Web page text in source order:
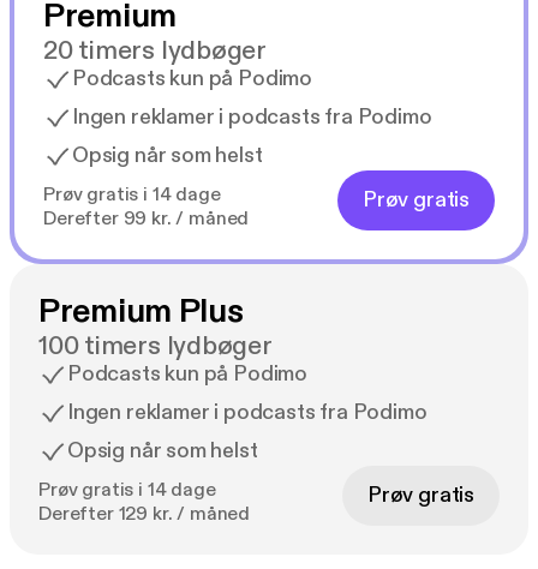
Premium
20 timers lydbøger
Podcasts kun på Podimo
Ingen reklamer i podcasts fra Podimo
Opsig når som helst
Prøv gratis i 14 dage
Derefter 99 kr. / måned
Prøv gratis
Premium Plus
100 timers lydbøger
Podcasts kun på Podimo
Ingen reklamer i podcasts fra Podimo
Opsig når som helst
Prøv gratis i 14 dage
Derefter 129 kr. / måned
Prøv gratis